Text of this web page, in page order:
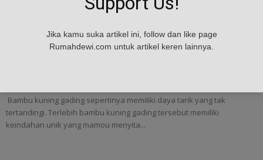
Bambu Kuning Gading: Keindahan Unik dalam
Bambu kuning gading sepertinya memiliki daya tarik yang tak
tertandingi. Terlebih bambu kuning gading tersebut memiliki
keindahan unik yang mamou menyita...
Jika kamu suka artikel ini, follow dan like page
Rumahdewi.com untuk artikel keren lainnya.